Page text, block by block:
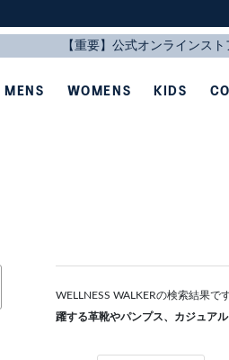
MENS WOMENS KIDS
WELLNESS WALKERの検索結果で
躍する革靴やパンプス、カジュア